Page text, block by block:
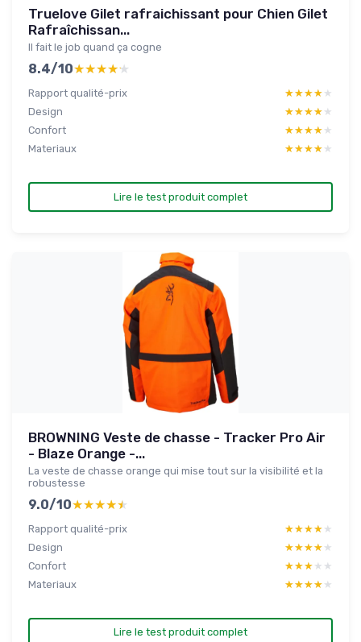
Truelove Gilet rafraichissant pour Chien Gilet
Rafraîchissan...
Il fait le job quand ça cogne
8.4/10★★★★★
★★★★★
Rapport qualité-prix ★★★★★
★★★★★
Design
★★★★★
★★★★★
Confort
★★★★★
★★★★★
Materiaux
★★★★★
★★★★★
Lire le test produit complet
BROWNING Veste de chasse - Tracker Pro Air
- Blaze Orange -...
La veste de chasse orange qui mise tout sur la visibilité et la
robustesse
9.0/10★★★★★
★★★★★
Rapport qualité-prix ★★★★★
★★★★★
Design
★★★★★
★★★★★
Confort
★★★★★
★★★★★
Materiaux
★★★★★
★★★★★
Lire le test produit complet